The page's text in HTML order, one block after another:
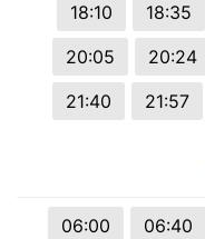
18:10
18:35
20:05
20:24
21:40
21:57
06:00 06:40